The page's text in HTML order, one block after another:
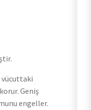
vücuttaki
Geniş
engeller.